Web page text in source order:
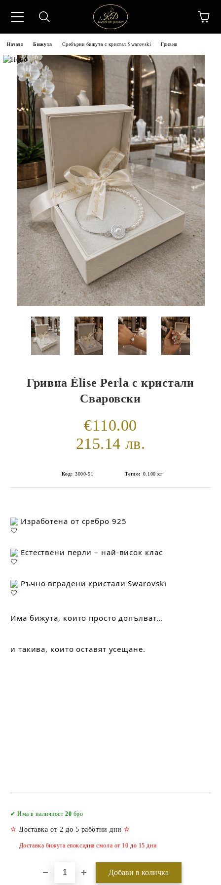
Начало Бижута Сребърни бижута с кристал Swarovski Гривни
Гривна Élise Perla с кристали
Сваровски
€110.00
215.14 лв.
Код: 3000-51 Тегло: 0.100 кг
Изработена от сребро 925
Естествени перли – най-висок клас
Ръчно вградени кристали Swarovski
Има бижута, които просто допълват…
и такива, които оставят усещане.
✔ Има в наличност20 бро
✫ Доставка от 2 до 5 работни дни✫
Доставка бижута епоксидна смола от 10 до 15 дни